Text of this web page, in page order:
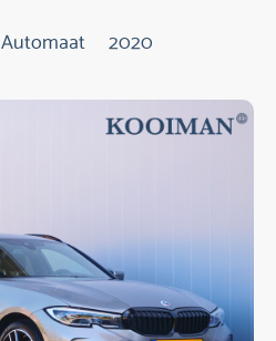
Automaat 2020